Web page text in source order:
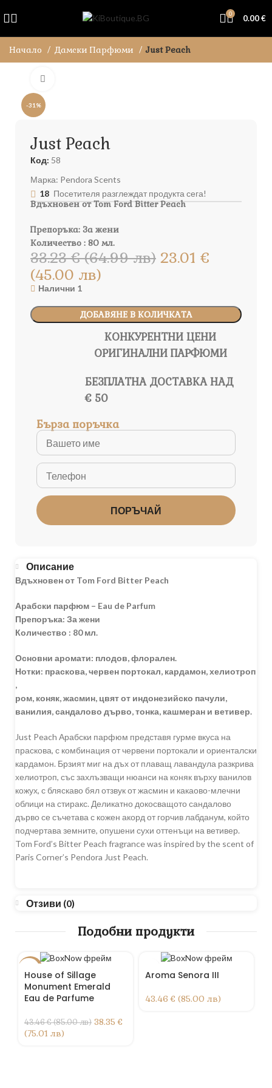
0 0.00€
Начало Дамски Парфюми Just Peach
-31%
Just Peach
Код: 58
Марка: Pendora Scents
18 Посетителя разглеждат продукта сега!
Вдъхновен от Tom Ford Bitter Peach
Препоръка: За жени
Количество : 80 мл.
33.23 € (64.99 лв) 23.01 €
(45.00 лв)
Налични 1
ДОБАВЯНЕ В КОЛИЧКАТА
КОНКУРЕНТНИ ЦЕНИ
ОРИГИНАЛНИ ПАРФЮМИ
БЕЗПЛАТНА ДОСТАВКА НАД
€ 50
Бърза поръчка
ПОРЪЧАЙ
Описание
Вдъхновен от Tom Ford Bitter Peach
Арабски парфюм – Eau de Parfum
Препоръка: За жени
Количество : 80 мл.
Основни аромати: плодов, флорален.
Нотки: праскова, червен портокал, кардамон, хелиотроп
,
ром, коняк, жасмин, цвят от индонезийско пачули,
ванилия, сандалово дърво, тонка, кашмеран и ветивер.
Just Peach Арабски парфюм представя гурме вкуса на
праскова, с комбинация от червени портокали и ориенталски
кардамон. Брзият миг на дъх от плаващ лавандула разкрива
хелиотроп, със захлъзващи нюанси на коняк върху ванилов
кожух, с бляскаво бял отзвук от жасмин и какаово-млечни
облици на стиракс. Деликатно докосващото сандалово
дърво се съчетава с кожен акорд от горчив лабданум, който
подчертава земните, опушени сухи оттенъци на ветивер.
Tom Ford’s Bitter Peach fragrance was inspired by the scent of
Paris Corner’s Pendora Just Peach.
Отзиви (0)
Подобни продукти
House of Sillage
Monument Emerald
Eau de Parfume
43.46 € (85.00 лв) 38.35 €
(75.01 лв)
Aroma Senora III
43.46 € (85.00 лв)